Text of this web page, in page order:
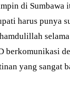
di Sumbawa
harus punya
berkomunikasi
yang sangat